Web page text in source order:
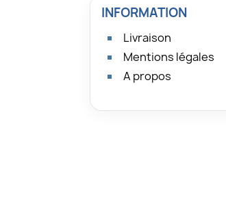
INFORMATION
Livraison
Mentions légales
A propos